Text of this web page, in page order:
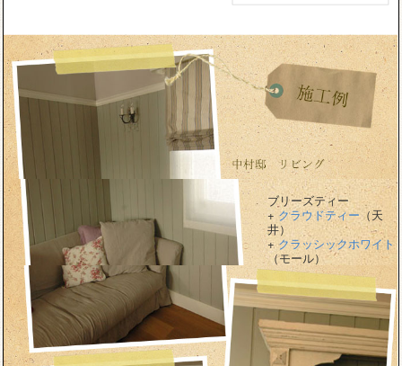
ブリーズティー
+ クラウドティー（天
井）
+クラッシックホワイト
（モール）